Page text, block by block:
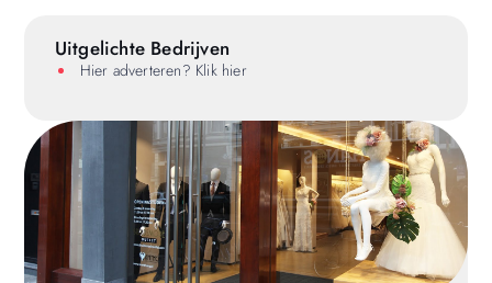
Uitgelichte Bedrijven
Hier adverteren? Klik hier